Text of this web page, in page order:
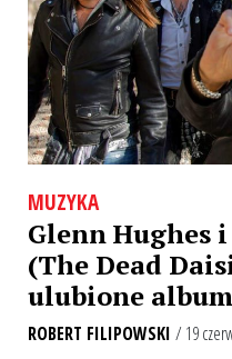
MUZYKA
Glenn Hughes
(The Dead
ulubione
ROBERT FILIPOWSKI / 19